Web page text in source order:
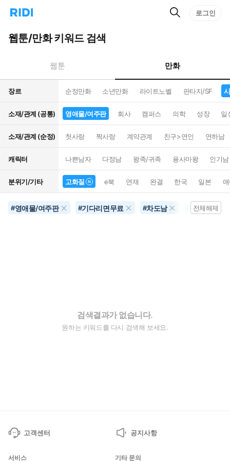
리
홈
으
턴
트
검
로그인
웹툰/만화 키워드 검색
웹툰 만화
장르 순정만화 소년만화 라이트노벨 판타지/SF
소재/관계 (공통) 영애물/여주판 회사 캠퍼스 의학 성장 일
소재/관계 (순정) 첫사랑 짝사랑 계약관계 친구>연인 연하남
캐릭터 나쁜남자 다정남 왕족/귀족 용사마왕 인기남
분위기/기타 고화질 e북 연재 완결 한국 일본
#영애물/여주판 #기다리면무료 #차도남 시대/역사물
전체해제
검색결과가 없습니다.
원하는 키워드를 다시 검색해 보세요.
고객센터 공지사항
서비스 기타 문의